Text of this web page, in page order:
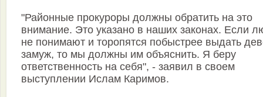
"Районные прокуроры должны обратить на это
внимание. Это указано в наших законах. Если
не понимают и торопятся побыстрее выдать
замуж, то мы должны им объяснить. Я беру
ответственность на себя", - заявил в своем
выступлении Ислам Каримов.